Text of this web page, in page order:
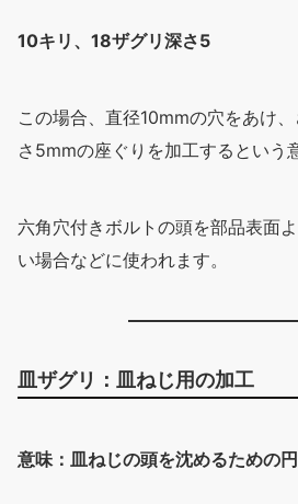
10キリ、18ザグリ深さ5
この場合、直径10mmの穴をあけ
さ5mmの座ぐりを加工するという
六角穴付きボルトの頭を部品表面
い場合などに使われます。
皿ザグリ：皿ねじ用の加工
意味：皿ねじの頭を沈めるための